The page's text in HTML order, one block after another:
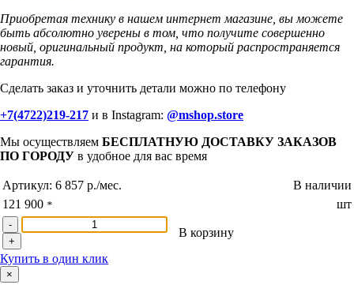
Приобретая технику в нашем интернет магазине, вы можете
быть абсолютно уверены в том, что получите совершенно
новый, оригинальный продукт, на который распространяется
гарантия.
Сделать заказ и уточнить детали можно по телефону
+7(4722)219-217 и в Instagram: @mshop.store
Мы осуществляем БЕСПЛАТНУЮ ДОСТАВКУ ЗАКАЗОВ
ПО ГОРОДУ в удобное для вас время
Артикул: 6 857 р./мес.
В наличии
121 900 * шт
-
+
В корзину
Купить в один клик
×